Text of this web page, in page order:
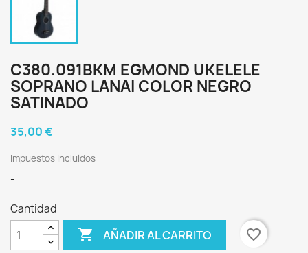
C380.091BKM EGMOND UKELELE
SOPRANO LANAI COLOR NEGRO
SATINADO
35,00 €
Impuestos incluidos
-
Cantidad
 AÑADIR AL CARRITO favorite_border